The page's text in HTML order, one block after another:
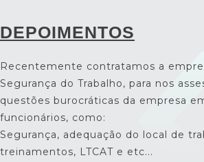
DEPOIMENTOS
Recentemente contratamos a
Segurança do Trabalho, para nos
questões burocráticas da empresa
funcionários, como:
Segurança, adequação do local de
treinamentos, LTCAT e etc...